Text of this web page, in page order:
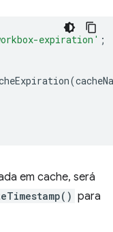
expiration' ;
(
em cache, será
para